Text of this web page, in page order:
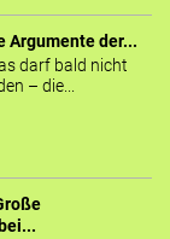
Argumente der...
darf bald nicht
– die...